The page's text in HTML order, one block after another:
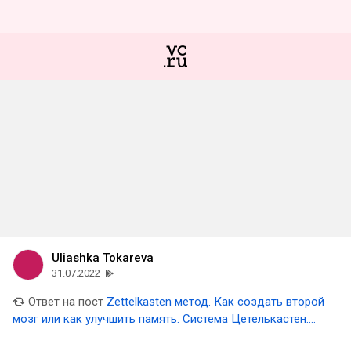
Uliashka Tokareva
31.07.2022
Ответ на пост Zettelkasten метод. Как создать второй
мозг или как улучшить память. Система Цетелькастен.